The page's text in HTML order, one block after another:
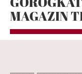
MAGAZIN